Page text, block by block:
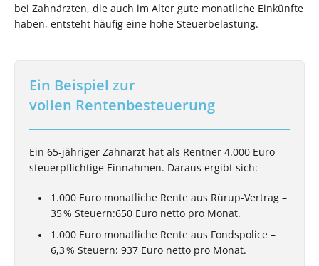
bei Zahnärzten, die auch im Alter gute monatliche Einkünfte
haben, entsteht häufig eine hohe Steuerbelastung.
Ein Beispiel zur
vollen Rentenbesteuerung
Ein 65-jähriger Zahnarzt hat als Rentner 4.000 Euro
steuerpflichtige Einnahmen. Daraus ergibt sich:
1.000 Euro monatliche Rente aus Rürup-Vertrag –
35 % Steuern:650 Euro netto pro Monat.
1.000 Euro monatliche Rente aus Fondspolice –
6,3 % Steuern: 937 Euro netto pro Monat.